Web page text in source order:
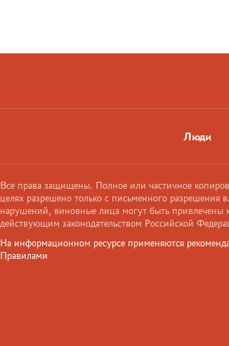
Люди
Все права защищены. Полное или частичное
целях разрешено только с письменного разрешения
нарушений, виновные лица могут быть привлечены к
действующим законодательством Российской
На информационном ресурсе применяются
Правилами